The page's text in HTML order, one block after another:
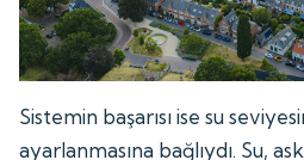
Sistemin başarısı ise su
ayarlanmasına bağlıydı. Su,